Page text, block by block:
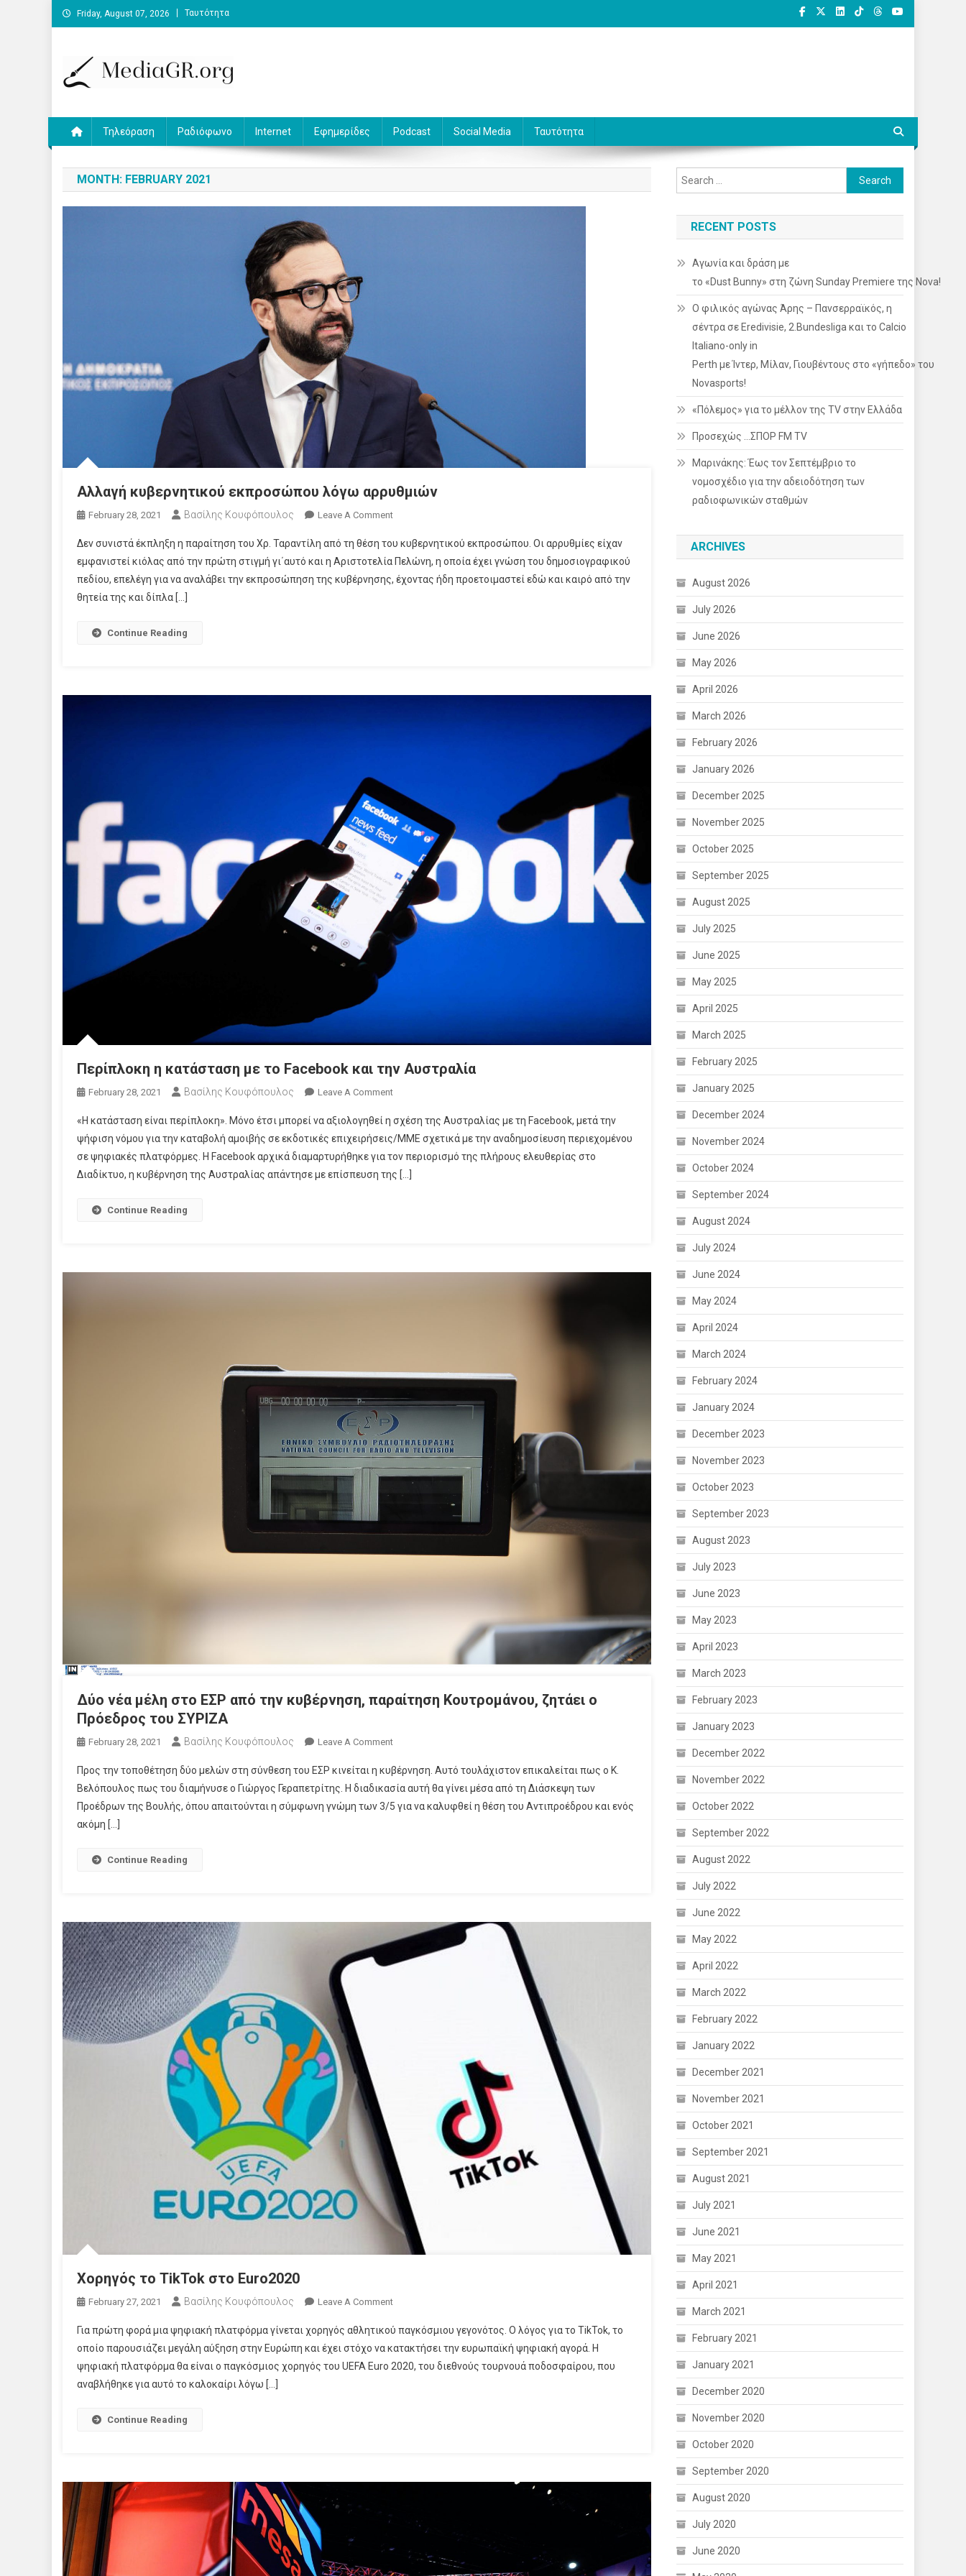
Skip
to
Friday, August 07, 2026 Ταυτότητα
Τηλεόραση Ραδιόφωνο Internet Εφημερίδες Podcast Social Media Ταυτότητα
MONTH: FEBRUARY 2021
Αλλαγή κυβερνητικού εκπροσώπου λόγω αρρυθμιών
February 28, 2021 Βασίλης Κουφόπουλος Leave A CommentOn
Κυβερνητικού
Εκπροσώπου
Λόγω
Δεν συνιστά έκπληξη η παραίτηση του Χρ. Ταραντίλη από τη θέση του κυβερνητικού εκπροσώπου. Οι αρρυθμίες είχαν
εμφανιστεί κιόλας από την πρώτη στιγμή γι΄αυτό και η Αριστοτελία Πελώνη, η οποία έχει γνώση του δημοσιογραφικού
πεδίου, επελέγη για να αναλάβει την εκπροσώπηση της κυβέρνησης, έχοντας ήδη προετοιμαστεί εδώ και καιρό από την
θητεία της και δίπλα […]
Continue Reading
Περίπλοκη η κατάσταση με το Facebook και την Αυστραλία
February 28, 2021 Βασίλης Κουφόπουλος Leave A CommentOn
Η
Κατάσταση
Με
Το
«Η κατάσταση είναι περίπλοκη». Μόνο έτσι μπορεί να αξιολογηθεί η σχέση της Αυστραλίας με τη Facebook, μετά την
ψήφιση νόμου για την καταβολή αμοιβής σε εκδοτικές επιχειρήσεις/ΜΜΕ σχετικά με την αναδημοσίευση περιεχομένου
σε ψηφιακές πλατφόρμες. Η Facebook αρχικά διαμαρτυρήθηκε για τον περιορισμό της πλήρους ελευθερίας στο
Διαδίκτυο, η κυβέρνηση της Αυστραλίας απάντησε με επίσπευση της […]
Continue Reading
Δύο νέα μέλη στο ΕΣΡ από την κυβέρνηση, παραίτηση Κουτρομάνου, ζητάει ο
Πρόεδρος του ΣΥΡΙΖΑ
February 28, 2021 Βασίλης Κουφόπουλος Leave A CommentOn
Νέα
Μέλη
Στο
Ζητάει
Ο
Πρόεδρος
Προς την τοποθέτηση δύο μελών στη σύνθεση του ΕΣΡ κινείται η κυβέρνηση. Αυτό τουλάχιστον επικαλείται πως ο Κ.
Βελόπουλος πως του διαμήνυσε ο Γιώργος Γεραπετρίτης. Η διαδικασία αυτή θα γίνει μέσα από τη Διάσκεψη των
Προέδρων της Βουλής, όπου απαιτούνται η σύμφωνη γνώμη των 3/5 για να καλυφθεί η θέση του Αντιπροέδρου και ενός
ακόμη […]
Continue Reading
Χορηγός το TikTok στο Euro2020
February 27, 2021 Βασίλης Κουφόπουλος Leave A CommentOn
Το
TikTok
Στο
Για πρώτη φορά μια ψηφιακή πλατφόρμα γίνεται χορηγός αθλητικού παγκόσμιου γεγονότος. Ο λόγος για το TikTok, το
οποίο παρουσιάζει μεγάλη αύξηση στην Ευρώπη και έχει στόχο να κατακτήσει την ευρωπαϊκή ψηφιακή αγορά. Η
ψηφιακή πλατφόρμα θα είναι ο παγκόσμιος χορηγός του UEFA Euro 2020, του διεθνούς τουρνουά ποδοσφαίρου, που
αναβλήθηκε για αυτό το καλοκαίρι λόγω […]
Continue Reading
Search
for:
RECENT POSTS
Αγωνία και δράση με
το «Dust Bunny» στη ζώνη Sunday Premiere της Nova!
Ο φιλικός αγώνας Άρης – Πανσερραϊκός, η
σέντρα σε Eredivisie, 2.Bundesliga και το Calcio
Italiano-only in
Perth με Ίντερ, Μίλαν, Γιουβέντους στο «γήπεδο» του
Novasports!
«Πόλεμος» για το μέλλον της TV στην Ελλάδα
Προσεχώς …ΣΠΟΡ FM TV
Μαρινάκης: Έως τον Σεπτέμβριο το
νομοσχέδιο για την αδειοδότηση των
ραδιοφωνικών σταθμών
ARCHIVES
August 2026
July 2026
June 2026
May 2026
April 2026
March 2026
February 2026
January 2026
December 2025
November 2025
October 2025
September 2025
August 2025
July 2025
June 2025
May 2025
April 2025
March 2025
February 2025
January 2025
December 2024
November 2024
October 2024
September 2024
August 2024
July 2024
June 2024
May 2024
April 2024
March 2024
February 2024
January 2024
December 2023
November 2023
October 2023
September 2023
August 2023
July 2023
June 2023
May 2023
April 2023
March 2023
February 2023
January 2023
December 2022
November 2022
October 2022
September 2022
August 2022
July 2022
June 2022
May 2022
April 2022
March 2022
February 2022
January 2022
December 2021
November 2021
October 2021
September 2021
August 2021
July 2021
June 2021
May 2021
April 2021
March 2021
February 2021
January 2021
December 2020
November 2020
October 2020
September 2020
August 2020
July 2020
June 2020